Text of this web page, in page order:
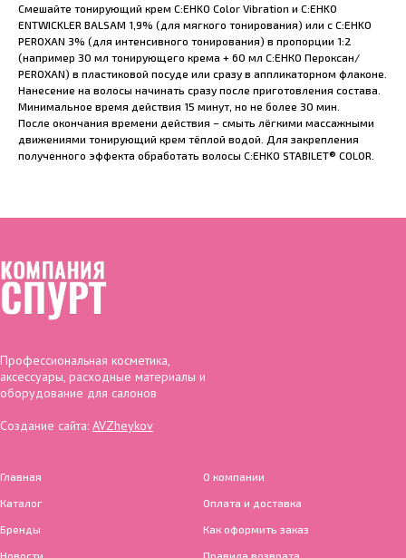
Смешайте тонирующий крем C:EHKO Color Vibration и C:EHKO
ENTWICKLER BALSAM 1,9% (для мягкого тонирования) или с C:EHKO
PEROXAN 3% (для интенсивного тонирования) в пропорции 1:2
(например 30 мл тонирующего крема + 60 мл С:ЕНКО Пероксан/
PEROXAN) в пластиковой посуде или сразу в аппликаторном флаконе.
Нанесение на волосы начинать сразу после приготовления состава.
Минимальное время действия 15 минут, но не более 30 мин.
После окончания времени действия – смыть лёгкими массажными
движениями тонирующий крем тёплой водой. Для закрепления
полученного эффекта обработать волосы C:EHKO STABILET® COLOR.
Профессиональная косметика,
аксессуары, расходные материалы и
оборудование для салонов
Создание сайта: AVZheykov
Главная
Каталог
Бренды
Новости
О компании
Оплата и доставка
Как оформить заказ
Правила возврата